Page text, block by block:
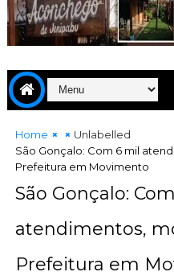
Home
Unlabelled
São Gonçalo: Com 6 mil
Prefeitura em Movimento
São Gonçalo:
atendimentos,
Prefeitura em